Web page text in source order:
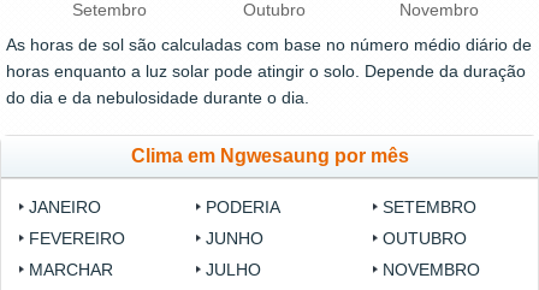
Setembro Outubro Novembro
As horas de sol são calculadas com base no número médio diário de
horas enquanto a luz solar pode atingir o solo. Depende da duração
do dia e da nebulosidade durante o dia.
Clima em Ngwesaung por mês
JANEIRO
FEVEREIRO
MARCHAR
PODERIA
JUNHO
JULHO
SETEMBRO
OUTUBRO
NOVEMBRO